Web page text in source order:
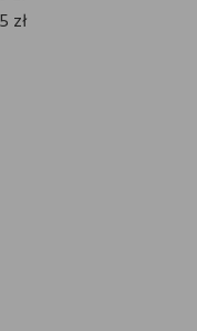
zł